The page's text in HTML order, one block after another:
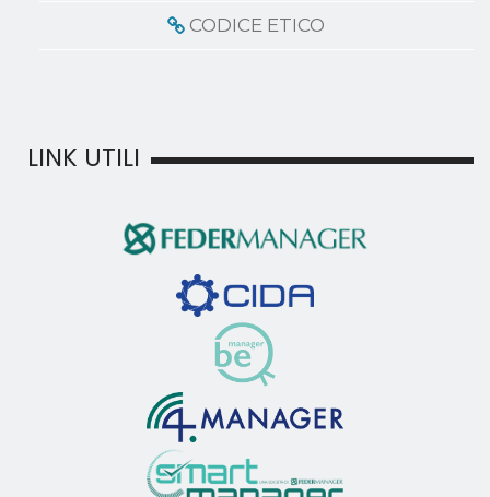
CODICE ETICO
LINK UTILI